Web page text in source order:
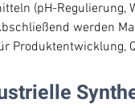
(pH-Regulierung,
werden
Produktentwicklung,